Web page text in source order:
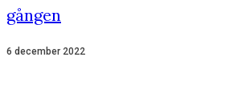
gången
6 december 2022